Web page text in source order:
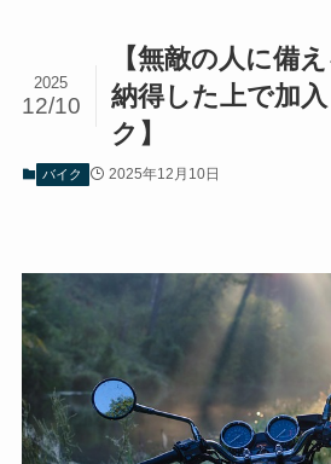
【無敵の人に備
納得した上で加
ク】
2025
12/10
バイク 2025年12月10日